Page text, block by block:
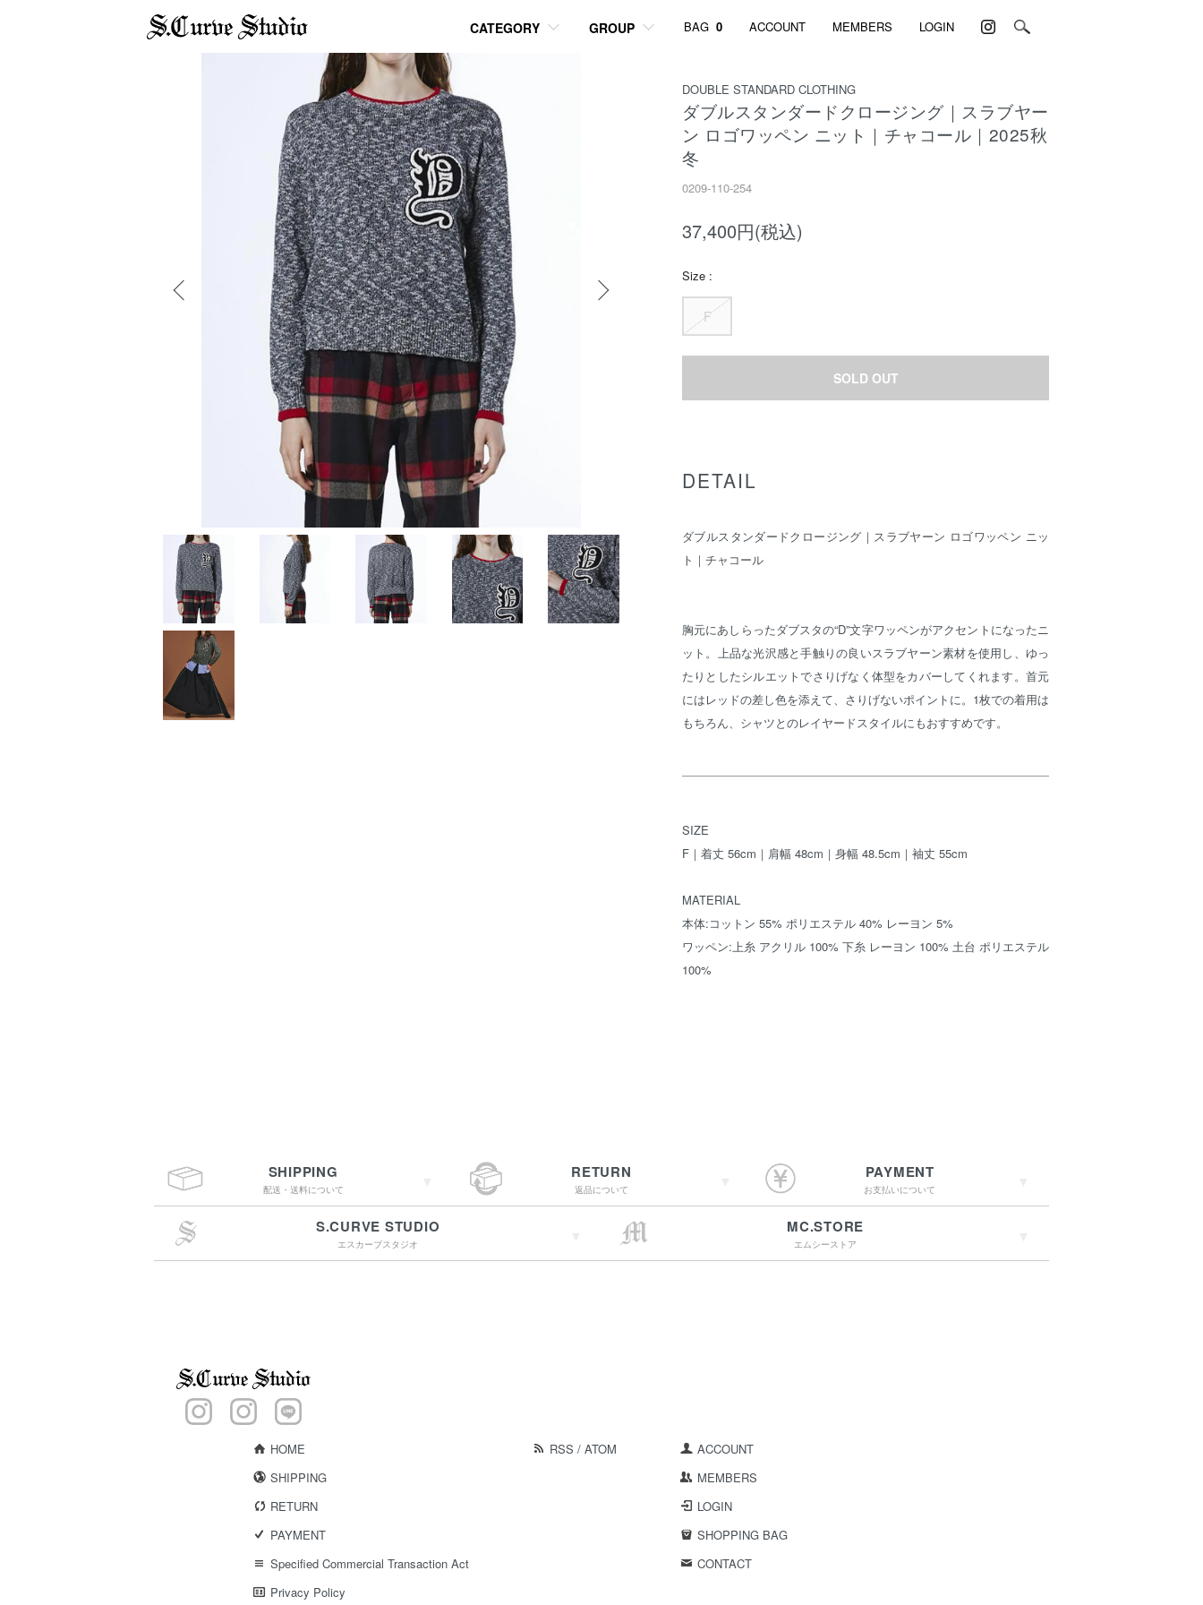
CATEGORY GROUP BAG 0 ACCOUNT MEMBERS LOGIN
DOUBLE STANDARD CLOTHING
ダブルスタンダードクロージング｜スラブヤー
ン ロゴワッペン ニット｜チャコール｜2025秋
冬
0209-110-254
37,400円(税込)
Size :
F
SOLD OUT
DETAIL
ダブルスタンダードクロージング｜スラブヤーン ロゴワッペン ニッ
ト｜チャコール
胸元にあしらったダブスタの“D”文字ワッペンがアクセントになったニ
ット。上品な光沢感と手触りの良いスラブヤーン素材を使用し、ゆっ
たりとしたシルエットでさりげなく体型をカバーしてくれます。首元
にはレッドの差し色を添えて、さりげないポイントに。1枚での着用は
もちろん、シャツとのレイヤードスタイルにもおすすめです。
SIZE
F｜着丈 56cm｜肩幅 48cm｜身幅 48.5cm｜袖丈 55cm
MATERIAL
本体:コットン 55% ポリエステル 40% レーヨン 5%
ワッペン:上糸 アクリル 100% 下糸 レーヨン 100% 土台 ポリエステル
100%
SHIPPING
配送・送料について
￥4,400（税込）以上
最短翌営業日配送
RETURN
返品について
PAYMENT
お支払いについて
S.CURVE STUDIO
エスカーブスタジオ
MC.STORE
エムシーストア
HOME
SHIPPING
RETURN
PAYMENT
Specified Commercial Transaction Act
Privacy Policy
RSS / ATOM
ACCOUNT
MEMBERS
LOGIN
SHOPPING BAG
CONTACT